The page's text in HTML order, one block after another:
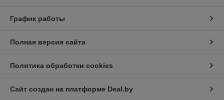
График работы
Полная версия сайта
Политика обработки cookies
Сайт создан на платформе Deal.by